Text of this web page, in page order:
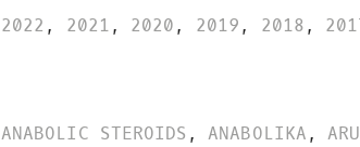
2022 , 2021, 2020, 2019, 2018,
ANABOLIC STEROIDS , ANABOLIKA,